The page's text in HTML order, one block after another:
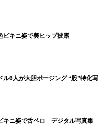
ビキニ姿で美ヒップ披露
ル6人が大胆ポージング “股”特化写
キニ姿で舌ペロ デジタル写真集